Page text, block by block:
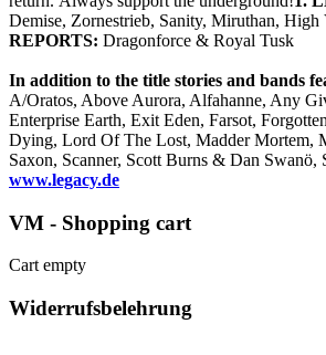
Demise, Zornestrieb, Sanity, Miruthan,
REPORTS: Dragonforce & Royal Tusk
In addition to the title stories and bands
A/Oratos, Above Aurora, Alfahanne, Any
Enterprise Earth, Exit Eden, Farsot,
Dying, Lord Of The Lost, Madder Mortem,
Saxon, Scanner, Scott Burns & Dan
www.legacy.de
VM - Shopping cart
Cart empty
Widerrufsbelehrung